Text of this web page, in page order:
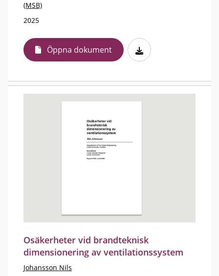
(MSB)
2025
Öppna dokument
Osäkerheter vid brandteknisk
dimensionering av ventilationssystem
Johansson Nils